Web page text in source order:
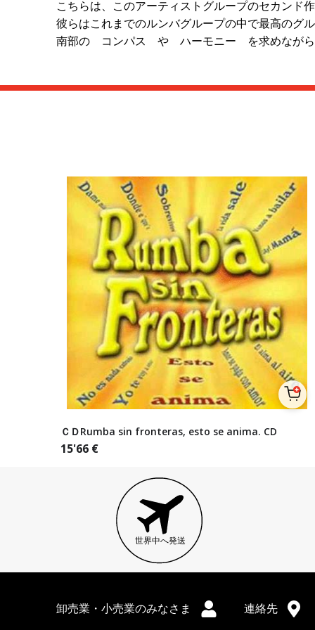
こちらは、このアーティストグループのセカンド
彼らはこれまでのルンバグループの中で最高のグ
南部の コンパス や ハーモニー を求めながら
ＣＤRumba sin fronteras, esto se anima. CD
15'66 €
世界中へ発送
卸売業・小売業のみなさま 連絡先